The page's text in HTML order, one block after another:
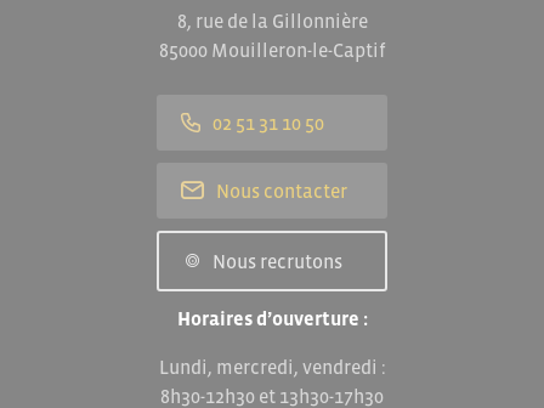
8, rue de la Gillonnière
85000 Mouilleron-le-Captif
02 51 31 10 50
Nous contacter
Nous recrutons
Horaires d’ouverture :
Lundi, mercredi, vendredi :
8h30-12h30 et 13h30-17h30